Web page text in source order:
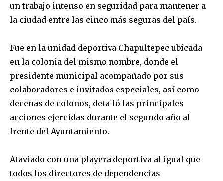
un trabajo intenso en seguridad para mantener a
la ciudad entre las cinco más seguras del país.
Fue en la unidad deportiva Chapultepec ubicada
en la colonia del mismo nombre, donde el
presidente municipal acompañado por sus
colaboradores e invitados especiales, así como
decenas de colonos, detalló las principales
acciones ejercidas durante el segundo año al
frente del Ayuntamiento.
Ataviado con una playera deportiva al igual que
todos los directores de dependencias